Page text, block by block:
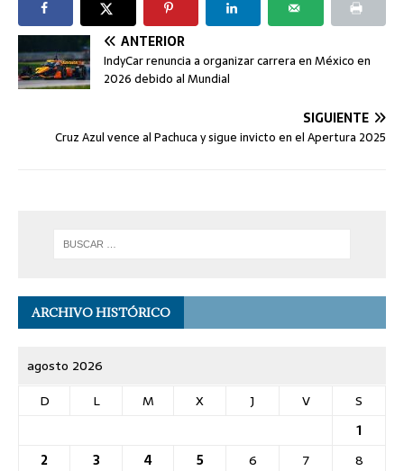
ANTERIOR
IndyCar renuncia a organizar carrera en México en
2026 debido al Mundial
SIGUIENTE
Cruz Azul vence al Pachuca y sigue invicto en el Apertura 2025
ARCHIVO HISTÓRICO
agosto 2026
D
L M X J V
S
1
2
3 4 5 6 7
8